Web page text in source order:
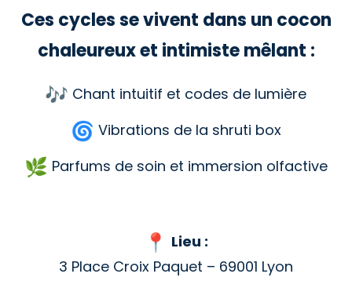
Ces cycles se vivent dans un cocon
chaleureux et intimiste mêlant :
Chant intuitif et codes de lumière
Vibrations de la shruti box
Parfums de soin et immersion olfactive
Lieu :
3 Place Croix Paquet – 69001 Lyon